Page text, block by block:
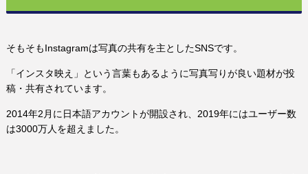
そもそもInstagramは写真の共有を主としたSNSです。
「インスタ映え」という言葉もあるように写真写りが良い題材が投
稿・共有されています。
2014年2月に日本語アカウントが開設され、2019年にはユーザー数
は3000万人を超えました。